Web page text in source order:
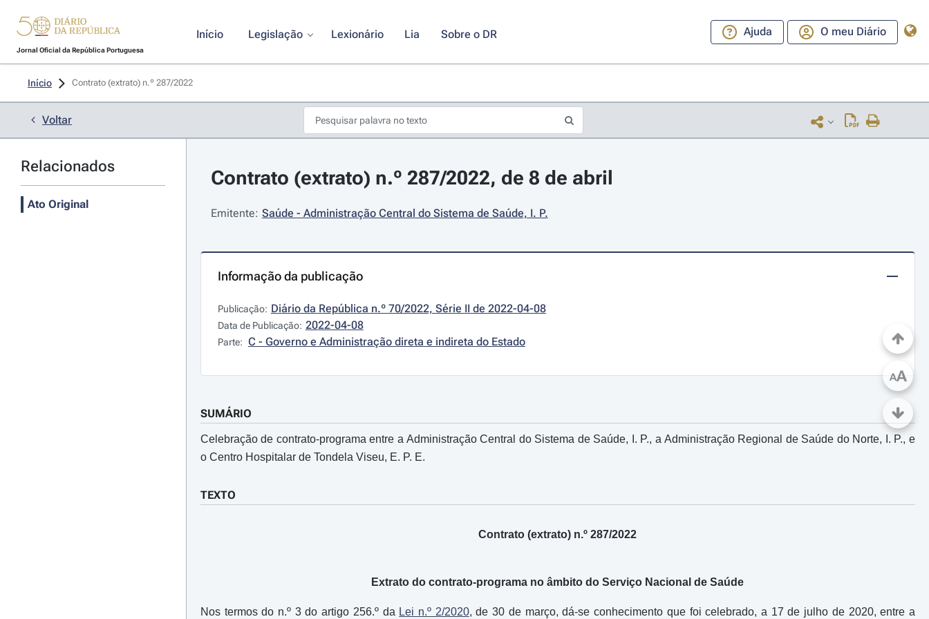
Jornal Oficial da República Portuguesa
Início Legislação Lexionário Lia Sobre o DR Ajuda O meu Diário
Início Contrato (extrato) n.º 287/2022
Voltar
Relacionados
Ato Original
Contrato (extrato) n.º 287/2022, de 8 de abril
Emitente: Saúde - Administração Central do Sistema de Saúde, I. P.
Informação da publicação
Publicação: Diário da República n.º 70/2022, Série II de 2022-04-08
Data de Publicação: 2022-04-08
Parte: C - Governo e Administração direta e indireta do Estado
SUMÁRIO
Celebração de contrato-programa entre a Administração Central do Sistema de Saúde, I. P., a Administração Regional de Saúde do Norte, I. P., e
o Centro Hospitalar de Tondela Viseu, E. P. E.
TEXTO
Contrato (extrato) n.º 287/2022
Extrato do contrato-programa no âmbito do Serviço Nacional de Saúde
Nos termos do n.º 3 do artigo 256.º da Lei n.º 2/2020, de 30 de março, dá-se conhecimento que foi celebrado, a 17 de julho de 2020, entre a
AA